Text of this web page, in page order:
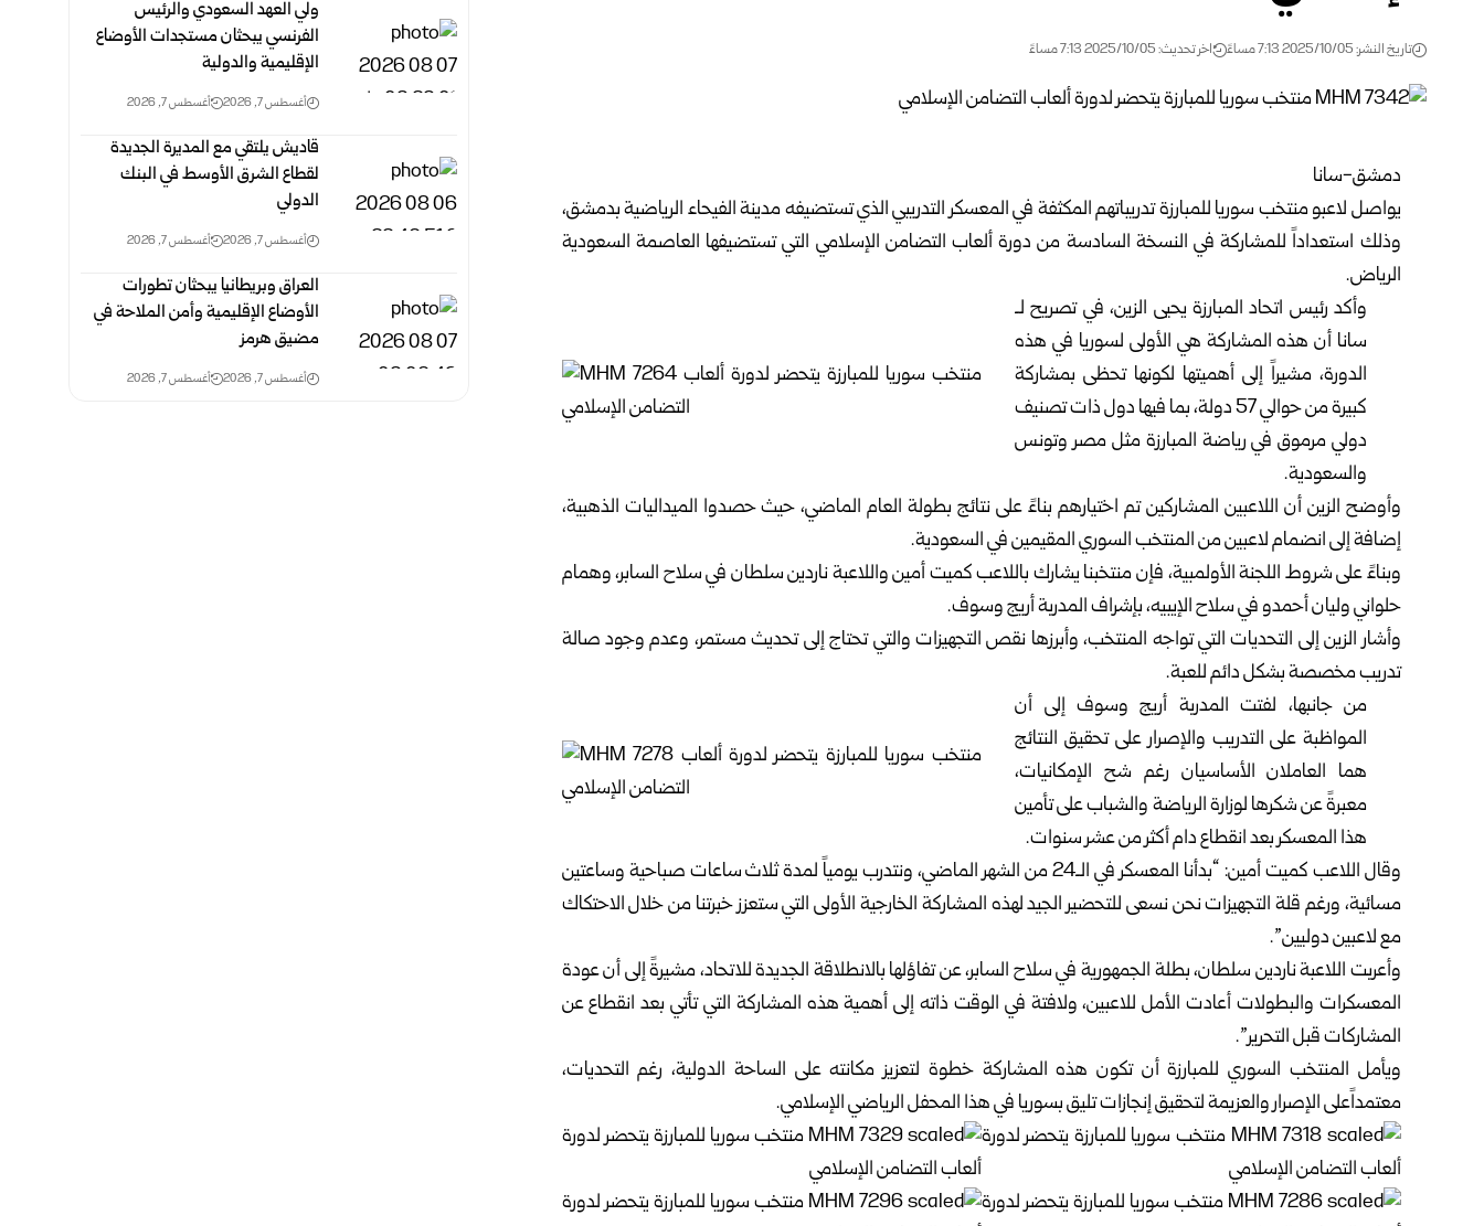
تاريخ النشر: 2025/10/05 7:13 مساءً اخر تحديث: 2025/10/05 7:13 مساءً
دمشق-سانا
يواصل لاعبو منتخب سوريا للمبارزة تدريباتهم المكثفة في المعسكر التدريبي الذي تستضيفه مدينة الفيحاء الرياضية بدمشق،
وذلك استعداداً للمشاركة في النسخة السادسة من دورة ألعاب التضامن الإسلامي التي تستضيفها العاصمة السعودية
الرياض.
وأكد رئيس اتحاد المبارزة يحيى الزين، في تصريح لـ
سانا أن هذه المشاركة هي الأولى لسوريا في هذه
الدورة، مشيراً إلى أهميتها لكونها تحظى بمشاركة
كبيرة من حوالي 57 دولة، بما فيها دول ذات تصنيف
دولي مرموق في رياضة المبارزة مثل مصر وتونس
والسعودية.
وأوضح الزين أن اللاعبين المشاركين تم اختيارهم بناءً على نتائج بطولة العام الماضي، حيث حصدوا الميداليات الذهبية،
إضافة إلى انضمام لاعبين من المنتخب السوري المقيمين في السعودية.
وبناءً على شروط اللجنة الأولمبية، فإن منتخبنا يشارك باللاعب كميت أمين واللاعبة ناردين سلطان في سلاح السابر، وهمام
حلواني وليان أحمدو في سلاح الإيبيه، بإشراف المدربة أريج وسوف.
وأشار الزين إلى التحديات التي تواجه المنتخب، وأبرزها نقص التجهيزات والتي تحتاج إلى تحديث مستمر، وعدم وجود صالة
تدريب مخصصة بشكل دائم للعبة.
من جانبها، لفتت المدربة أريج وسوف إلى أن
المواظبة على التدريب والإصرار على تحقيق النتائج
هما العاملان الأساسيان رغم شح الإمكانيات،
معبرةً عن شكرها لوزارة الرياضة والشباب على تأمين
هذا المعسكر بعد انقطاع دام أكثر من عشر سنوات.
وقال اللاعب كميت أمين: “بدأنا المعسكر في الـ24 من الشهر الماضي، ونتدرب يومياً لمدة ثلاث ساعات صباحية وساعتين
مسائية، ورغم قلة التجهيزات نحن نسعى للتحضير الجيد لهذه المشاركة الخارجية الأولى التي ستعزز خبرتنا من خلال الاحتكاك
مع لاعبين دوليين”.
وأعربت اللاعبة ناردين سلطان، بطلة الجمهورية في سلاح السابر، عن تفاؤلها بالانطلاقة الجديدة للاتحاد، مشيرةً إلى أن عودة
المعسكرات والبطولات أعادت الأمل للاعبين، ولافتة في الوقت ذاته إلى أهمية هذه المشاركة التي تأتي بعد انقطاع عن
المشاركات قبل التحرير”.
ويأمل المنتخب السوري للمبارزة أن تكون هذه المشاركة خطوة لتعزيز مكانته على الساحة الدولية، رغم التحديات،
معتمداًعلى الإصرار والعزيمة لتحقيق إنجازات تليق بسوريا في هذا المحفل الرياضي الإسلامي.
ولي العهد السعودي والرئيس
الفرنسي يبحثان مستجدات الأوضاع
الإقليمية والدولية
أغسطس 7, 2026 أغسطس 7, 2026
قاديش يلتقي مع المديرة الجديدة
لقطاع الشرق الأوسط في البنك
الدولي
أغسطس 7, 2026 أغسطس 7, 2026
العراق وبريطانيا يبحثان تطورات
الأوضاع الإقليمية وأمن الملاحة في
مضيق هرمز
أغسطس 7, 2026 أغسطس 7, 2026